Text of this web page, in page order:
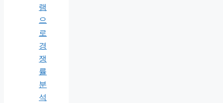
램
으
로
경
쟁
률
분
석